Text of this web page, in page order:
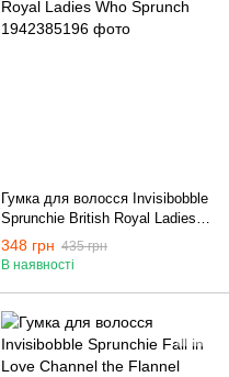
Гумка для волосся Invisibobble
Sprunchie British Royal Ladies
Who Sprunch
348 грн 435 грн
В наявності